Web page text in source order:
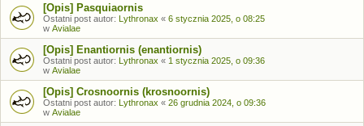
[Opis] Pasquiaornis
Ostatni post autor: Lythronax « 6 stycznia 2025, o 08:25
w Avialae
[Opis] Enantiornis (enantiornis)
Ostatni post autor: Lythronax « 1 stycznia 2025, o 09:36
w Avialae
[Opis] Crosnoornis (krosnoornis)
Ostatni post autor: Lythronax « 26 grudnia 2024, o 09:36
w Avialae